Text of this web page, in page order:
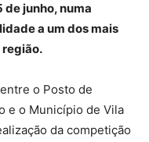
de junho, numa
a um dos mais
o Posto de
e o Município de Vila
da competição